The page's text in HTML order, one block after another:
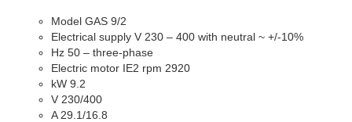
Model GAS 9/2
Electrical supply V 230 – 400 with neutral ~ +/-10%
Hz 50 – three-phase
Electric motor IE2 rpm 2920
kW 9.2
V 230/400
A 29.1/16.8